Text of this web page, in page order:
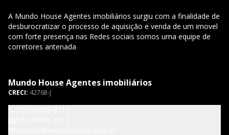
A Mundo House Agentes imobiliários surgiu com a finalidade de
desburocratizar o processo de aquisição e venda de um imovel
com forte presença nas Redes sociais somos uma equipe de
corretores antenada
Mundo House Agentes imobiliários
CRECI: 42768-J